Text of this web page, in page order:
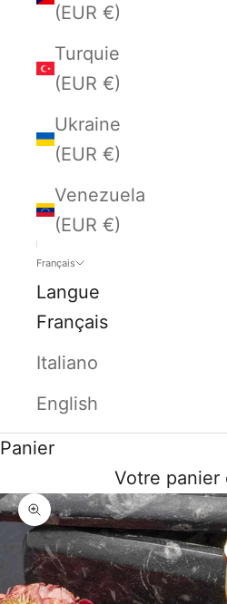
(EUR €)
Turquie
(EUR €)
Ukraine
(EUR €)
Venezuela
(EUR €)
Français
Langue
Français
Italiano
English
Panier
Votre panier
Zoomer sur l'image